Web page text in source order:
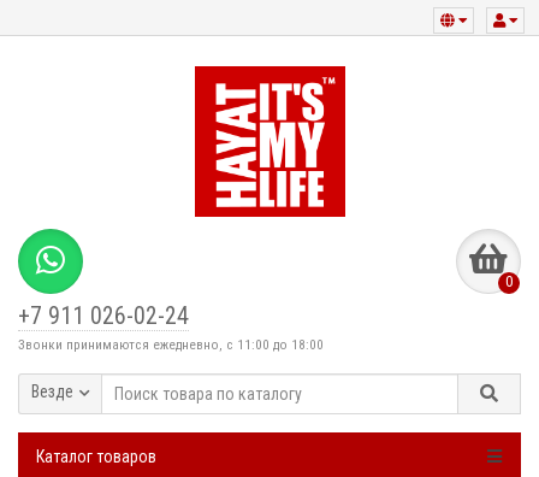
+7 911 026-02-24
Звонки принимаются ежедневно, с 11:00 до 18:00
0
Везде
Каталог товаров